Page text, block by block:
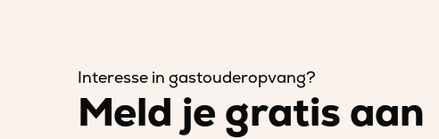
Interesse in gastouderopvang?
Meld je gratis aan